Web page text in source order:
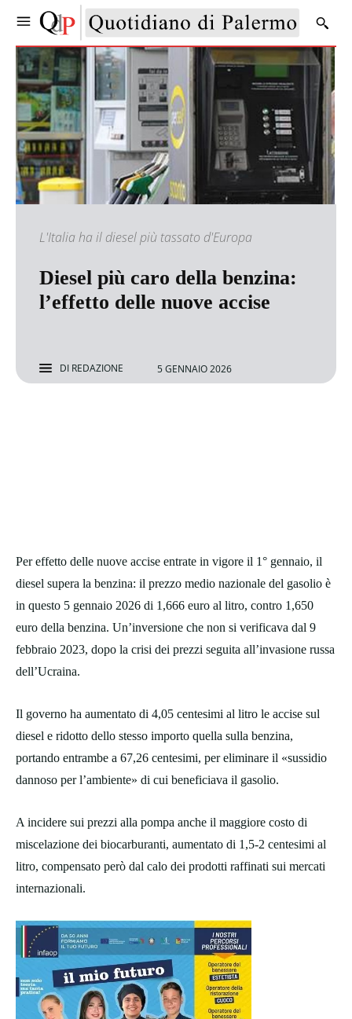
L'Italia ha il diesel più tassato d'Europa
Diesel più caro della benzina:
l’effetto delle nuove accise
DI REDAZIONE 5 GENNAIO 2026
Per effetto delle nuove accise entrate in vigore il 1° gennaio, il
diesel supera la benzina: il prezzo medio nazionale del gasolio è
in questo 5 gennaio 2026 di 1,666 euro al litro, contro 1,650
euro della benzina. Un’inversione che non si verificava dal 9
febbraio 2023, dopo la crisi dei prezzi seguita all’invasione russa
dell’Ucraina.
Il governo ha aumentato di 4,05 centesimi al litro le accise sul
diesel e ridotto dello stesso importo quella sulla benzina,
portando entrambe a 67,26 centesimi, per eliminare il «sussidio
dannoso per l’ambiente» di cui beneficiava il gasolio.
A incidere sui prezzi alla pompa anche il maggiore costo di
miscelazione dei biocarburanti, aumentato di 1,5-2 centesimi al
litro, compensato però dal calo dei prodotti raffinati sui mercati
internazionali.